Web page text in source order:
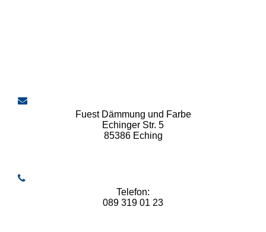
Fuest Dämmung und Farbe
Echinger Str. 5
85386 Eching
Telefon:
089 319 01 23